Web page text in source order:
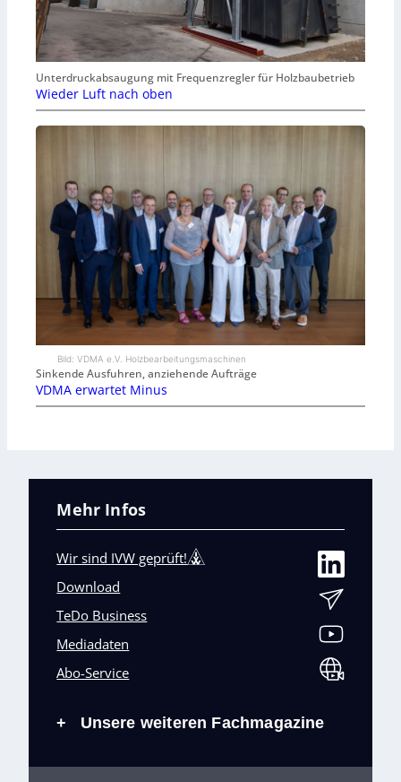
Unterdruckabsaugung mit Frequenzregler für Holzbaubetrieb
Wieder Luft nach oben
Bild: VDMA e.V. Holzbearbeitungsmaschinen
Sinkende Ausfuhren, anziehende Aufträge
VDMA erwartet Minus
Mehr Infos
Wir sind IVW geprüft!
Download
TeDo Business
Mediadaten
Abo-Service
+ Unsere weiteren Fachmagazine